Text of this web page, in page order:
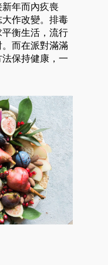
年而內疚喪
作改變。排毒
衡生活，流行
而在派對滿滿
保持健康，一